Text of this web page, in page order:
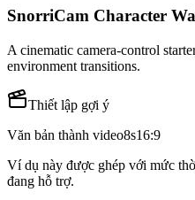
SnorriCam Character
A cinematic camera-control
environment transitions.
Thiết lập gợi ý
Văn bản thành video8s16:9
Ví dụ này được ghép với mức
đang hỗ trợ.